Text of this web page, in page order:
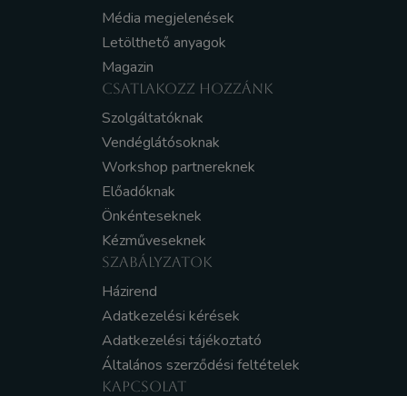
Média megjelenések
Letölthető anyagok
Magazin
CSATLAKOZZ HOZZÁNK
Szolgáltatóknak
Vendéglátósoknak
Workshop partnereknek
Előadóknak
Önkénteseknek
Kézműveseknek
SZABÁLYZATOK
Házirend
Adatkezelési kérések
Adatkezelési tájékoztató
Általános szerződési feltételek
KAPCSOLAT